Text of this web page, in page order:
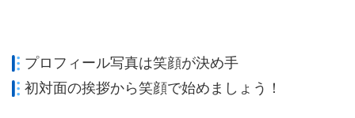
プロフィール写真は笑顔が決め手
初対面の挨拶から笑顔で始めましょう！